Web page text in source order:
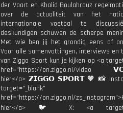
der Vaart en Khalid Boulahrouz
over de actualiteit van het
internationale voetbal te
deskundigen schuwen de scherpe
Met wie ben jij het grondig eens of
Voor alle samenvattingen, interviews en
van Ziggo Sport kun je kijken op <a
href="https://on.ziggo.nl/video
hier</a> 𝗭𝗜𝗚𝗚𝗢 𝗦𝗣𝗢𝗥𝗧 🧡 📸
target="_blank"
href="https://on.ziggo.nl/
hier</a> 🐦 X: <a